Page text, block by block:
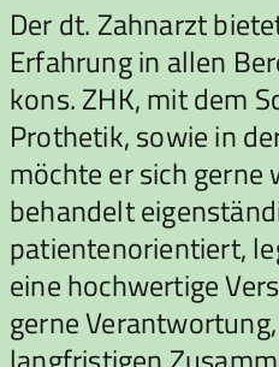
Der dt. Zahnarzt
Erfahrung in allen
kons. ZHK, mit dem
Prothetik, sowie in
möchte er sich
behandelt
patientenorientiert,
eine hochwertige
gerne